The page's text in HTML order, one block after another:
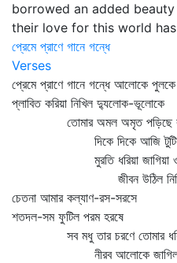
borrowed an added
their love for this world
প্রেমে প্রাণে গানে গন্ধে
Verses
প্রেমে প্রাণে গানে গন্ধে আলোকে পুলকে
প্লাবিত করিয়া নিখিল দ্যুলোক-ভূলোকে
তোমার অমল অমৃত পড়িছে
দিকে দিকে আজি টুটিয়া
মুরতি ধরিয়া জাগিয়া
জীবন উঠিল নিবিড়
চেতনা আমার কল্যাণ-রস-সরসে
শতদল-সম ফুটিল পরম হরষে
সব মধু তার চরণে তোমার
নীরব আলোকে জাগিল